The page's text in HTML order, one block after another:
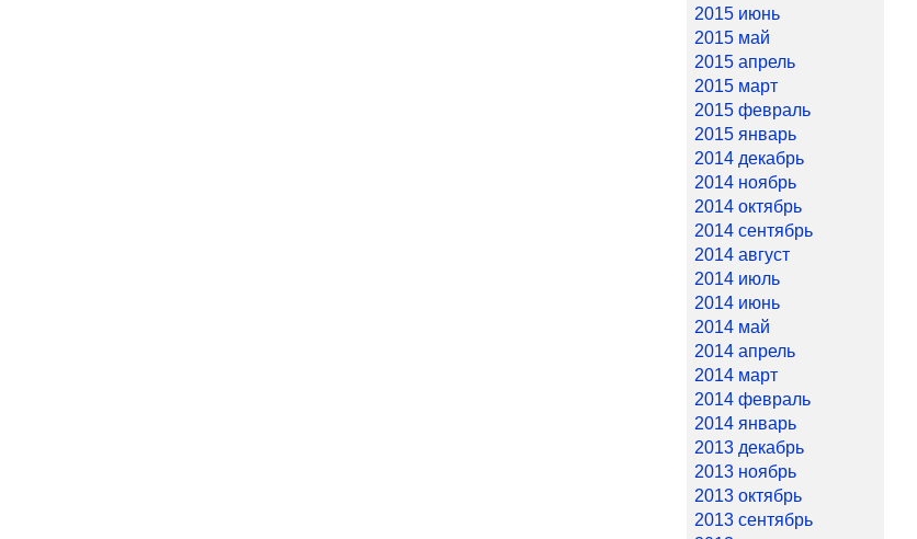
2015 июнь
2015 май
2015 апрель
2015 март
2015 февраль
2015 январь
2014 декабрь
2014 ноябрь
2014 октябрь
2014 сентябрь
2014 август
2014 июль
2014 июнь
2014 май
2014 апрель
2014 март
2014 февраль
2014 январь
2013 декабрь
2013 ноябрь
2013 октябрь
2013 сентябрь